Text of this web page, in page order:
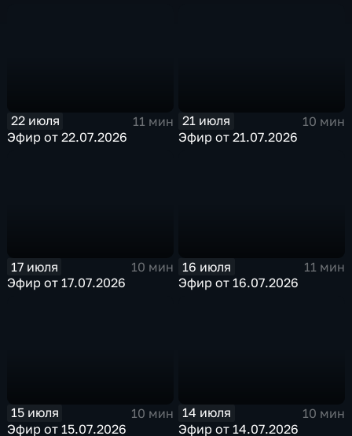
22 июля
11 мин
Эфир от 22.07.2026
21 июля
10 мин
Эфир от 21.07.2026
17 июля
10 мин
Эфир от 17.07.2026
16 июля
11 мин
Эфир от 16.07.2026
15 июля
10 мин
Эфир от 15.07.2026
14 июля
10 мин
Эфир от 14.07.2026